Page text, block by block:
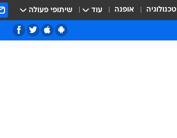
טכנולוגיה אופנה עוד שיתופי פעולה